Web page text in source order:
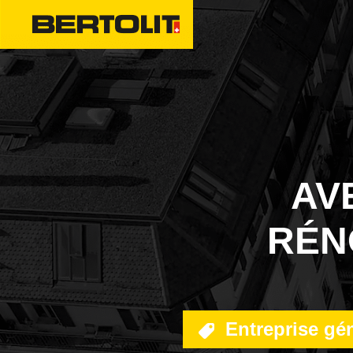
MISE EN CONFORMITÉ
ÉNERGÉTIQUE
TRAVAUX SPÉCIAUX
TRANSFORMATIONS INTÉRIEURES
DÉPOLLUTION
ÉTANCHÉITÉ
URGENCES Entreprise